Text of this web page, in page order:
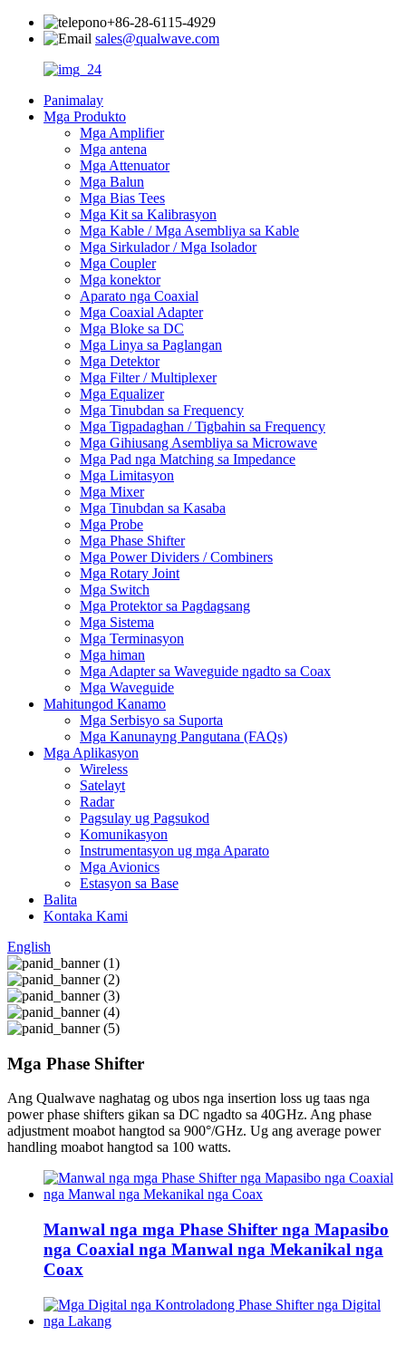
+86-28-6115-4929
sales@qualwave.com
Panimalay
Mga Produkto
Mga Amplifier
Mga antena
Mga Attenuator
Mga Balun
Mga Bias Tees
Mga Kit sa Kalibrasyon
Mga Kable / Mga Asembliya sa Kable
Mga Sirkulador / Mga Isolador
Mga Coupler
Mga konektor
Aparato nga Coaxial
Mga Coaxial Adapter
Mga Bloke sa DC
Mga Linya sa Paglangan
Mga Detektor
Mga Filter / Multiplexer
Mga Equalizer
Mga Tinubdan sa Frequency
Mga Tigpadaghan / Tigbahin sa Frequency
Mga Gihiusang Asembliya sa Microwave
Mga Pad nga Matching sa Impedance
Mga Limitasyon
Mga Mixer
Mga Tinubdan sa Kasaba
Mga Probe
Mga Phase Shifter
Mga Power Dividers / Combiners
Mga Rotary Joint
Mga Switch
Mga Protektor sa Pagdagsang
Mga Sistema
Mga Terminasyon
Mga himan
Mga Adapter sa Waveguide ngadto sa Coax
Mga Waveguide
Mahitungod Kanamo
Mga Serbisyo sa Suporta
Mga Kanunayng Pangutana (FAQs)
Mga Aplikasyon
Wireless
Satelayt
Radar
Pagsulay ug Pagsukod
Komunikasyon
Instrumentasyon ug mga Aparato
Mga Avionics
Estasyon sa Base
Balita
Kontaka Kami
English
Mga Phase Shifter
Ang Qualwave naghatag og ubos nga insertion loss ug taas nga
power phase shifters gikan sa DC ngadto sa 40GHz. Ang phase
adjustment moabot hangtod sa 900°/GHz. Ug ang average power
handling moabot hangtod sa 100 watts.
Manwal nga mga Phase Shifter nga Mapasibo
nga Coaxial nga Manwal nga Mekanikal nga
Coax